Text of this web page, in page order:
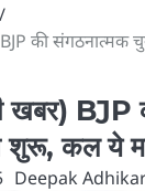
की संगठनात्मक
खबर) BJP
शुरू, कल ये
Deepak